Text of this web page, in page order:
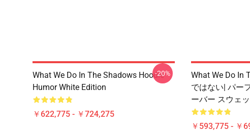
What We Do In The Shadows Hoodie
Humor White Edition
￥622,775 - ￥724,275
-20%
What We Do In
ではない| パー
ーバー スウェ
￥593,775 - ￥